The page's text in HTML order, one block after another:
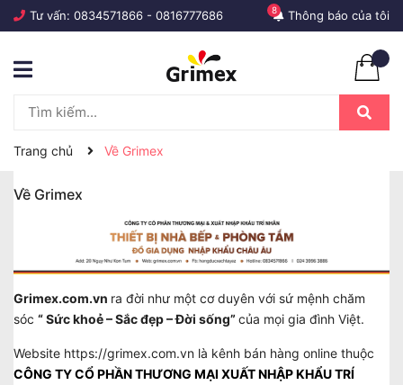
Tư vấn: 0834571866 - 0816777686 Thông báo của tôi
8
Trang chủ Về Grimex
Về Grimex
Grimex.com.vn ra đời như một cơ duyên với sứ mệnh chăm
sóc “ Sức khoẻ – Sắc đẹp – Đời sống”của mọi gia đình Việt.
Website https://grimex.com.vn là kênh bán hàng online thuộc
CÔNG TY CỔ PHẦN THƯƠNG MẠI XUẤT NHẬP KHẨU TRÍ